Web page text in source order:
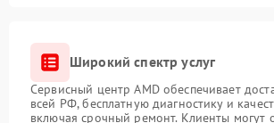
Широкий спектр услуг
Сервисный центр AMD обеспечивает
всей РФ, бесплатную диагностику и
включая срочный ремонт. Клиенты могут